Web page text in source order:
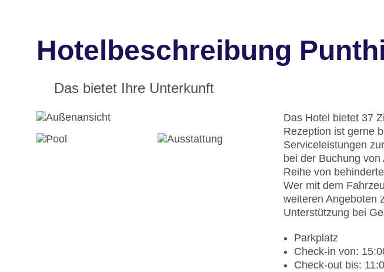
Hotelbeschreibung
Das bietet Ihre Unterkunft
Das Hotel bietet 37
Rezeption ist gerne
Serviceleistungen
bei der Buchung
Reihe von
Wer mit dem
weiteren Angeboten
Unterstützung bei
Parkplatz
Check-in von:
Check-out bis: